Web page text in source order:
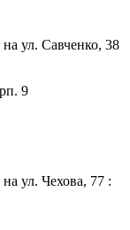
ул. Савченко, 38
9
ул. Чехова, 77 :